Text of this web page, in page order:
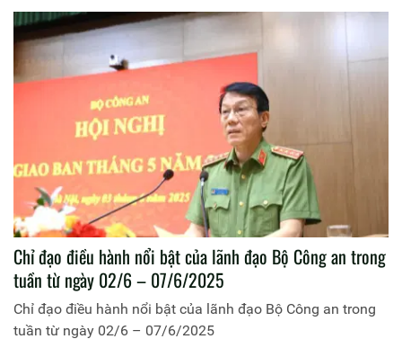
Chỉ đạo điều hành nổi bật của lãnh đạo Bộ Công an trong
tuần từ ngày 02/6 – 07/6/2025
Chỉ đạo điều hành nổi bật của lãnh đạo Bộ Công an trong
tuần từ ngày 02/6 – 07/6/2025